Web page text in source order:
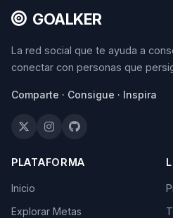
GOALKER
La red social que te ayuda a
conectar con personas que
Comparte · Consigue · Inspira
PLATAFORMA
Inicio
Explorar Metas